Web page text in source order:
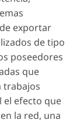
exportar
de tipo
poseedores
que
trabajos
el efecto que
la red, una